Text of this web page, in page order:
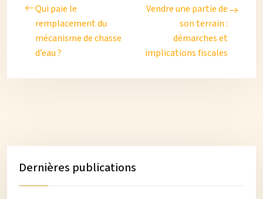
Qui paie le
remplacement du
mécanisme de chasse
d’eau ?
Vendre une partie de
son terrain :
démarches et
implications fiscales
Dernières publications